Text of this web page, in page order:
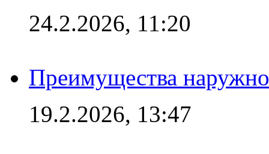
24.2.2026, 11:20
Преимущества
19.2.2026, 13:47